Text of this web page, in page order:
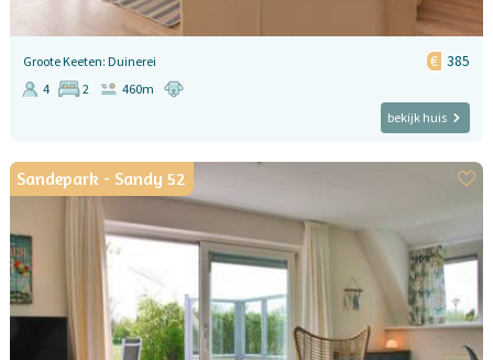
Groote Keeten: Duinerei 385
4 2
460m
bekijk huis
Sandepark - Sandy 52